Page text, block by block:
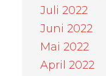
Juli 2022
Juni 2022
Mai 2022
April 2022